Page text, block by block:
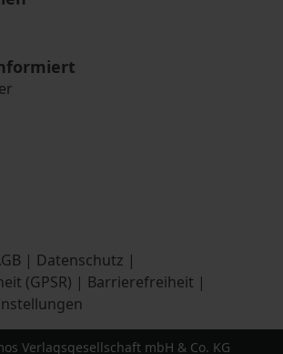
| Datenschutz |
(GPSR) | Barrierefreiheit |
Verlagsgesellschaft mbH & Co. KG